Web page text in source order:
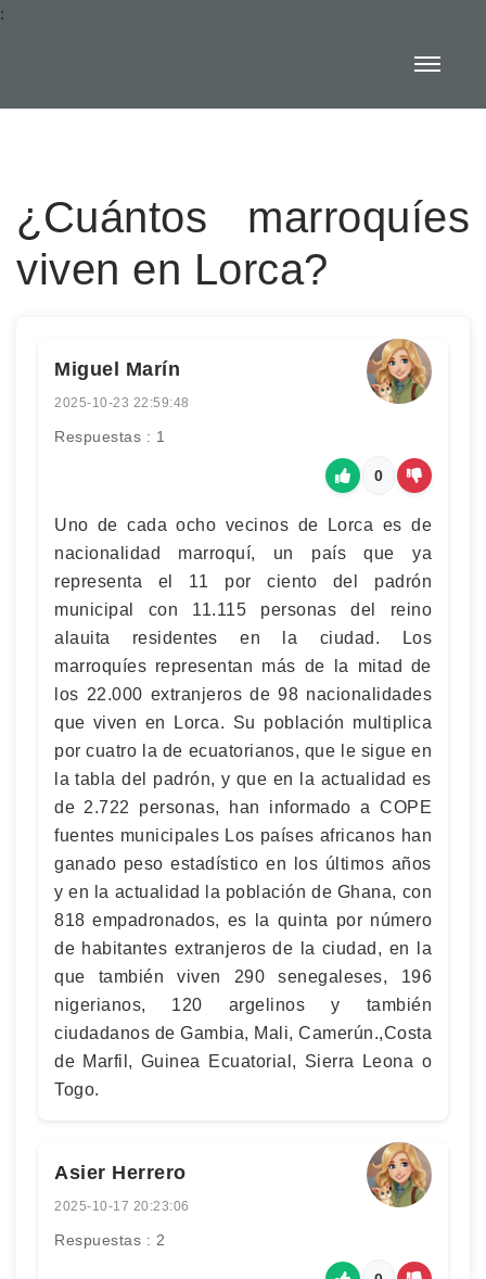
:
¿Cuántos marroquíes
viven en Lorca?
Miguel Marín
2025-10-23 22:59:48
Respuestas : 1
0
Uno de cada ocho vecinos de Lorca es de
nacionalidad marroquí, un país que ya
representa el 11 por ciento del padrón
municipal con 11.115 personas del reino
alauita residentes en la ciudad. Los
marroquíes representan más de la mitad de
los 22.000 extranjeros de 98 nacionalidades
que viven en Lorca. Su población multiplica
por cuatro la de ecuatorianos, que le sigue en
la tabla del padrón, y que en la actualidad es
de 2.722 personas, han informado a COPE
fuentes municipales Los países africanos han
ganado peso estadístico en los últimos años
y en la actualidad la población de Ghana, con
818 empadronados, es la quinta por número
de habitantes extranjeros de la ciudad, en la
que también viven 290 senegaleses, 196
nigerianos, 120 argelinos y también
ciudadanos de Gambia, Mali, Camerún.,Costa
de Marfil, Guinea Ecuatorial, Sierra Leona o
Togo.
Asier Herrero
2025-10-17 20:23:06
Respuestas : 2